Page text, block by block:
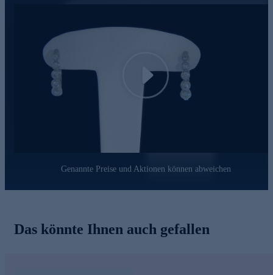
Play
Genannte Preise und Aktionen können abweichen
Das könnte Ihnen auch gefallen